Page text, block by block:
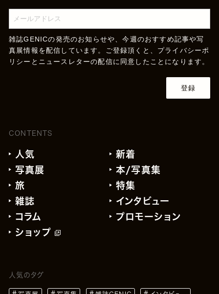
雑誌GENICの発売のお知らせや、今週のおすすめ記事や写
真展情報を配信しています。ご登録頂くと、 プライバシーポ
リシー とニュースレターの配信に同意したことになります。
登録
CONTENTS
人気
新着
写真展
本/写真集
旅
特集
雑誌
インタビュー
コラム
プロモーション
ショップ
人気のタグ